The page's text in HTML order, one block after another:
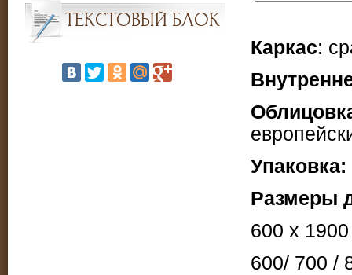
ТЕКСТОВЫЙ БЛОК
Каркас:
Упаковка:
Размеры
600 x
600/ 700 /